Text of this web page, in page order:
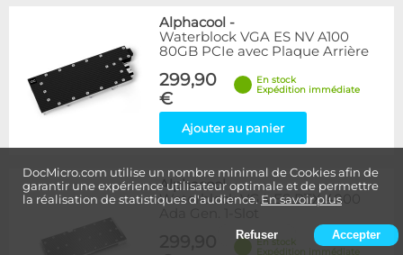
DocMicro.com utilise un nombre minimal de Cookies afin de
garantir une expérience utilisateur optimale et de permettre
la réalisation de statistiques d'audience. En savoir plus
Refuser Accepter
Alphacool -
Waterblock VGA ES NV A100
80GB PCIe avec Plaque Arrière
299,90
€
En stock
Expédition immédiate
Ajouter au panier
Alphacool-
Waterblock VGA ES RTX 4000
En stock
Expédition immédiate